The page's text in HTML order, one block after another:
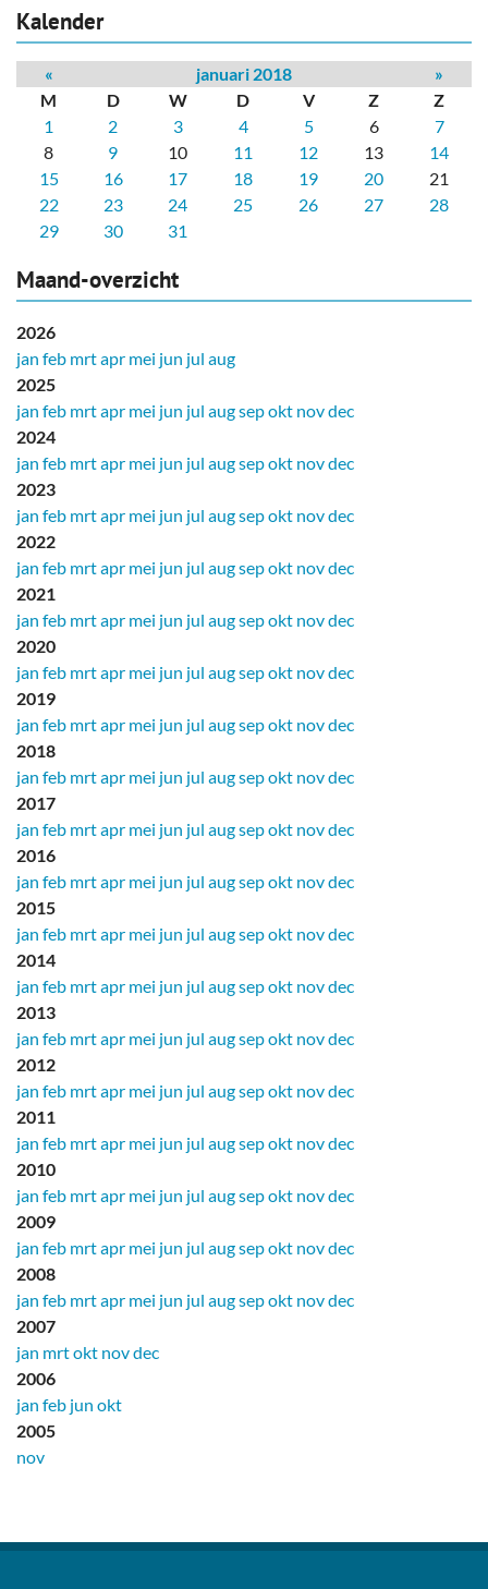
Kalender
« januari 2018
»
M
D W D V Z
Z
1
2 3 4 5 6
7
8
9 10 11 12 13
14
15
16 17 18 19 20
21
22
23 24 25 26 27
28
29
30 31
Maand-overzicht
2026
jan feb mrtapr mei jun jul aug
2025
jan feb mrtapr mei jun jul augsepokt novdec
2024
jan feb mrtapr mei jun jul augsepokt novdec
2023
jan feb mrtapr mei jun jul augsepokt novdec
2022
jan feb mrtapr mei jun jul augsepokt novdec
2021
jan feb mrtapr mei jun jul augsepokt novdec
2020
jan feb mrtapr mei jun jul augsepokt novdec
2019
jan feb mrtapr mei jun jul augsepokt novdec
2018
jan feb mrtapr mei jun jul augsepokt novdec
2017
jan feb mrtapr mei jun jul augsepokt novdec
2016
jan feb mrtapr mei jun jul augsepokt novdec
2015
jan feb mrtapr mei jun jul augsepokt novdec
2014
jan feb mrtapr mei jun jul augsepokt novdec
2013
jan feb mrtapr mei jun jul augsepokt novdec
2012
jan feb mrtapr mei jun jul augsepokt novdec
2011
jan feb mrtapr mei jun jul augsepokt novdec
2010
jan feb mrtapr mei jun jul augsepokt novdec
2009
jan feb mrtapr mei jun jul augsepokt novdec
2008
jan feb mrtapr mei jun jul augsepokt novdec
2007
jan mrtokt novdec
2006
jan feb jun okt
2005
nov